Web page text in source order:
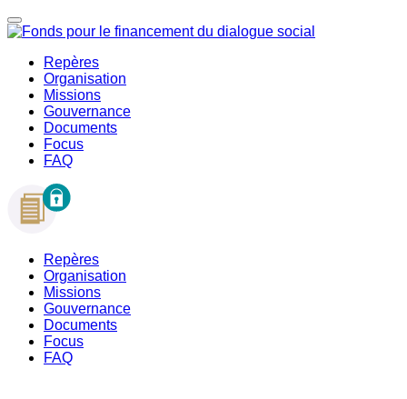
Repères
Organisation
Missions
Gouvernance
Documents
Focus
FAQ
Repères
Organisation
Missions
Gouvernance
Documents
Focus
FAQ